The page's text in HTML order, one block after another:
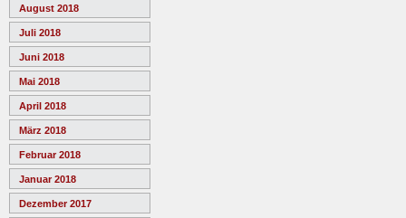
August 2018
Juli 2018
Juni 2018
Mai 2018
April 2018
März 2018
Februar 2018
Januar 2018
Dezember 2017